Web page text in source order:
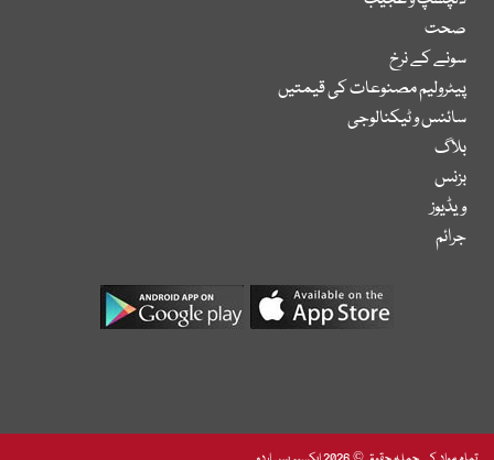
صحت
سونے کے نرخ
پیٹرولیم مصنوعات کی قیمتیں
سائنس و ٹیکنالوجی
بلاگ
بزنس
ویڈیوز
جرائم